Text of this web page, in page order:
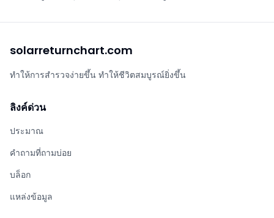
solarreturnchart.com
ทําให้การสํารวจง่ายขึ้น ทําให้ชีวิตสมบูรณ์ยิ่งขึ้น
ลิงค์ด่วน
ประมาณ
คำถามที่ถามบ่อย
บล็อก
แหล่งข้อมูล